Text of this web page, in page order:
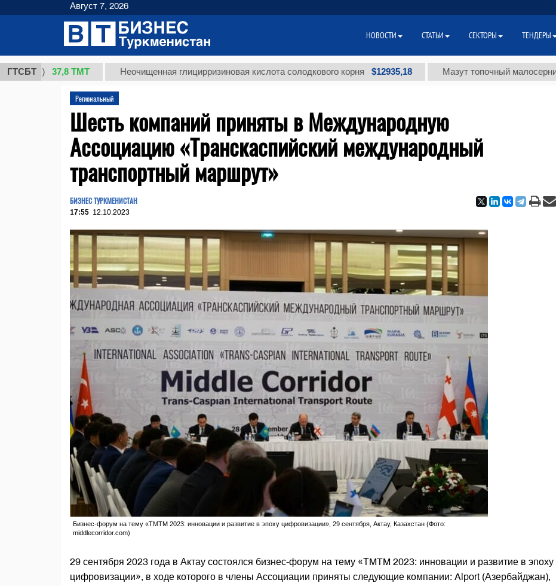
ГТСБТ
37,8 ТМТ Неочищенная глицирризиновая кислота солодкового корня $12935,18 Мазут топочный малосернистый (т.)
Региональный
Шесть компаний приняты в Международную
Ассоциацию «Транскаспийский международный
транспортный маршрут»
БИЗНЕС ТУРКМЕНИСТАН
17:55 12.10.2023
Бизнес-форум на тему «ТMTM 2023: инновации и развитие в эпоху цифровизации», 29 сентября, Актау, Казахстан (Фото:
middlecorridor.com)
29 сентября 2023 года в Актау состоялся бизнес-форум на тему «ТMTM 2023: инновации и развитие в эпоху
цифровизации», в ходе которого в члены Ассоциации приняты следующие компании: Alport (Азербайджан),
Август 7, 2026
НОВОСТИ СТАТЬИ СЕКТОРЫ ТЕНДЕРЫ